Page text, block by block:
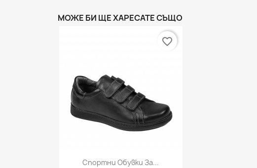
МОЖЕ БИ ЩЕ ХАРЕСАТЕ СЪЩО
Бърз преглед
Спортни Обувки За...
favorite_border